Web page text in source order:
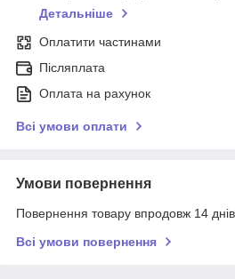
Детальніше
Оплатити частинами
Післяплата
Оплата на рахунок
Всі умови оплати
Умови повернення
Повернення товару впродовж 14
Всі умови повернення